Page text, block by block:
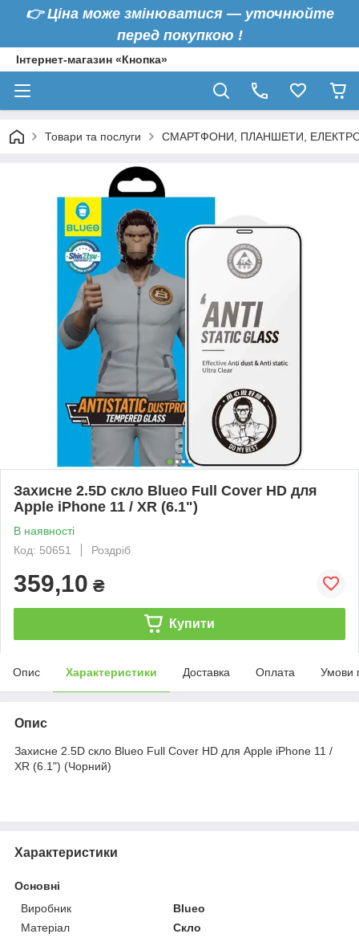
👉Ціна може змінюватися — уточнюйте
перед покупкою !
Інтернет-магазин «Кнопка»
Товари та послуги СМАРТФОНИ, ПЛАНШЕТИ,
Захисне 2.5D скло Blueo Full Cover HD для
Apple iPhone 11 / XR (6.1")
В наявності
Код: 50651
Роздріб
359,10 ₴
Купити
Опис Характеристики Доставка Оплата Умови
Опис
Захисне 2.5D скло Blueo Full Cover HD для Apple iPhone 11 /
XR (6.1") (Чорний)
Характеристики
Основні
Виробник
Blueo
Матеріал
Скло